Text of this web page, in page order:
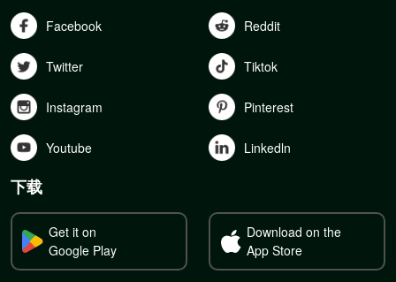
Facebook Reddit
Twitter Tiktok
Instagram Pinterest
Youtube Linkedln
下载
Get it on
Google Play
Download on the
App Store